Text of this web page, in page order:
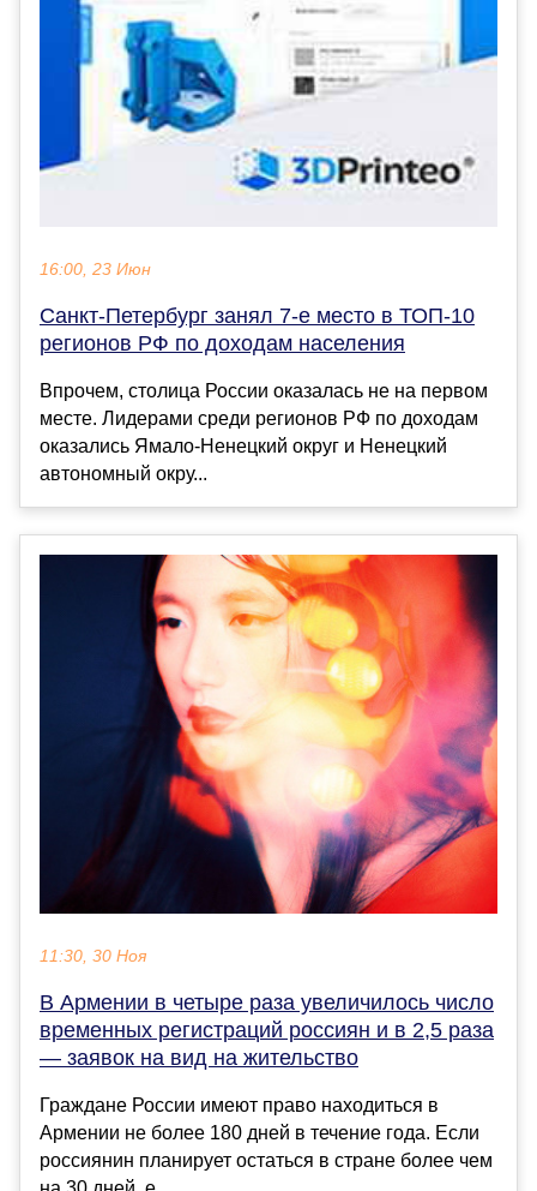
16:00, 23 Июн
Санкт-Петербург занял 7-е место в ТОП-10
регионов РФ по доходам населения
Впрочем, столица России оказалась не на первом
месте. Лидерами среди регионов РФ по доходам
оказались Ямало-Ненецкий округ и Ненецкий
автономный окру...
11:30, 30 Ноя
В Армении в четыре раза увеличилось число
временных регистраций россиян и в 2,5 раза
— заявок на вид на жительство
Граждане России имеют право находиться в
Армении не более 180 дней в течение года. Если
россиянин планирует остаться в стране более чем